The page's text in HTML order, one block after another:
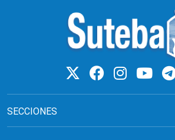
SECCIONES